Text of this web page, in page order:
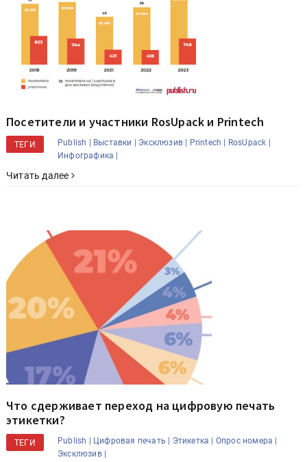
Посетители и участники RosUpack и Printech
ТЕГИ Publish | Выставки | Эксклюзив | Printech |
RosUpack |
Инфографика |
Читать далее
Что сдерживает переход на цифровую печать
этикетки?
ТЕГИ Publish | Цифровая печать | Этикетка |
Опрос номера |
Эксклюзив |